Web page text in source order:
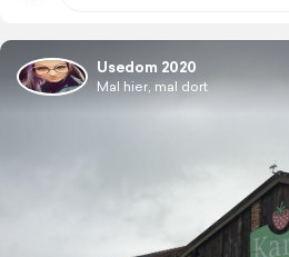
Usedom 2020
Mal hier, mal dort